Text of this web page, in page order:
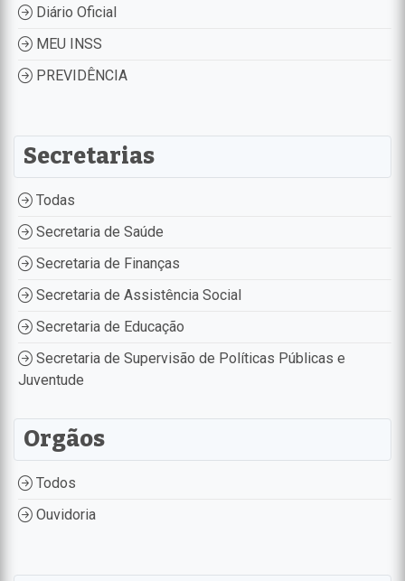
Diário Oficial
MEU INSS
PREVIDÊNCIA
Secretarias
Todas
Secretaria de Saúde
Secretaria de Finanças
Secretaria de Assistência Social
Secretaria de Educação
Secretaria de Supervisão de Políticas Públicas e
Juventude
Orgãos
Todos
Ouvidoria